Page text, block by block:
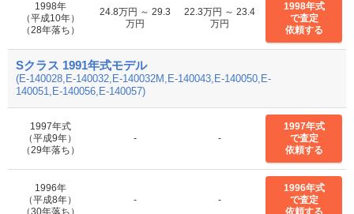
1998年
（平成10年）
（28年落ち）
24.8万円 ～ 29.3
万円
22.3万円 ～ 23.4
万円
1998年式
で査定
依頼する
Sクラス 1991年式モデル
(E-140028,E-140032,E-140032M,E-140043,E-140050,E-
140051,E-140056,E-140057)
1997年式
（平成9年）
（29年落ち）
- -
1997年式
で査定
依頼する
1996年
（平成8年）
- -
1996年式
で査定